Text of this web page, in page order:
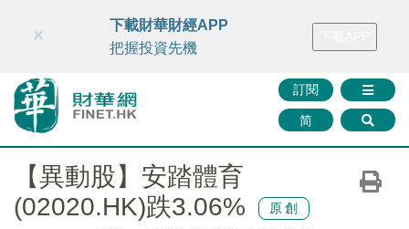
財華智庫網 FINTV FINMETA 財華證券 媒體矩陣
訂閱
简
×
下載財華財經APP
把握投資先機
【異動股】安踏體育
(02020.HK)跌3.06%
原創